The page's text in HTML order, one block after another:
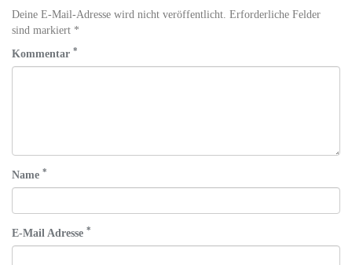
Deine E-Mail-Adresse wird nicht veröffentlicht. Erforderliche Felder
sind markiert *
Kommentar *
Name *
E-Mail Adresse *